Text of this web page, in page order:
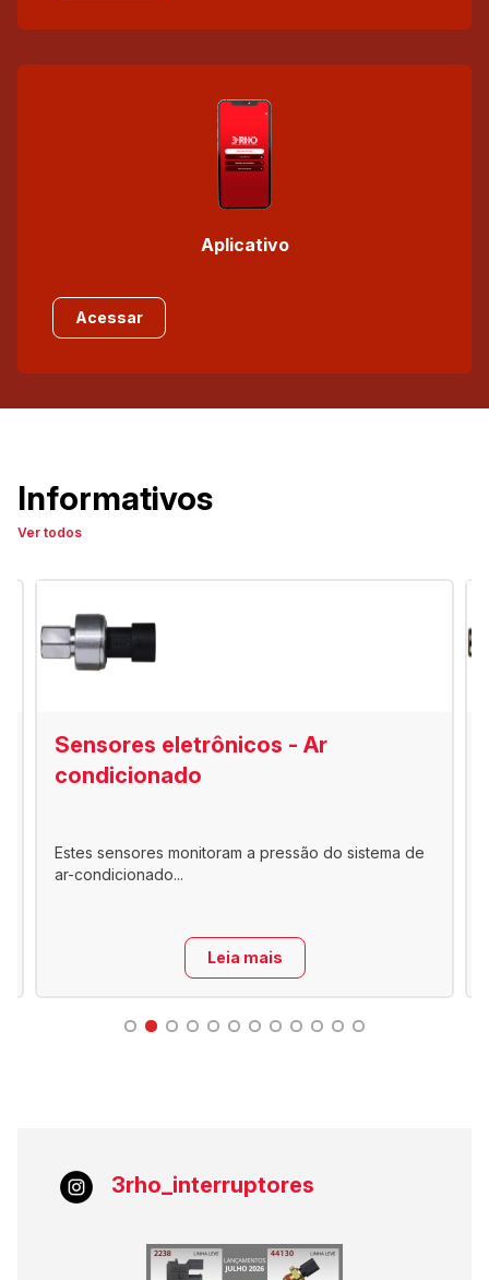
Aplicativo
Acessar
Informativos
Ver todos
Sensores eletrônicos - Ar
condicionado
Estes sensores monitoram a pressão do sistema de
ar-condicionado...
Leia mais
3rho_interruptores